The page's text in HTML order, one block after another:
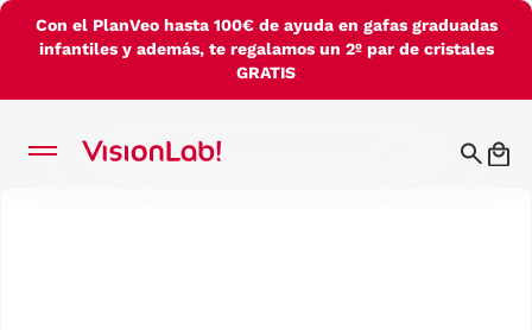
Con el PlanVeo hasta 100€ de ayuda en gafas graduadas
infantiles y además, te regalamos un 2º par de cristales
GRATIS